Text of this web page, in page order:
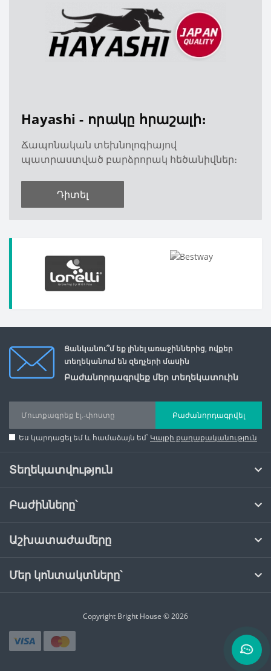
Hayashi - որակը հրաշալի։
Ճապոնական տեխնոլոգիայով
պատրաստված բարձրորակ հեծանիվներ։
Դիտել
Ցանկանու՞մ եք լինել առաջիններից, ովքեր
տեղեկանում են զեղչերի մասին
Բաժանորդագրվեք մեր տեղեկատուին
Բաժանորդագրվել
Ես կարդացել եմ և համաձայն եմ՝ Կայքի քաղաքականություն
Տեղեկատվություն
Բաժինները՝
Աշխատաժամերը
Մեր կոնտակտները՝
Copyright Bright House © 2026